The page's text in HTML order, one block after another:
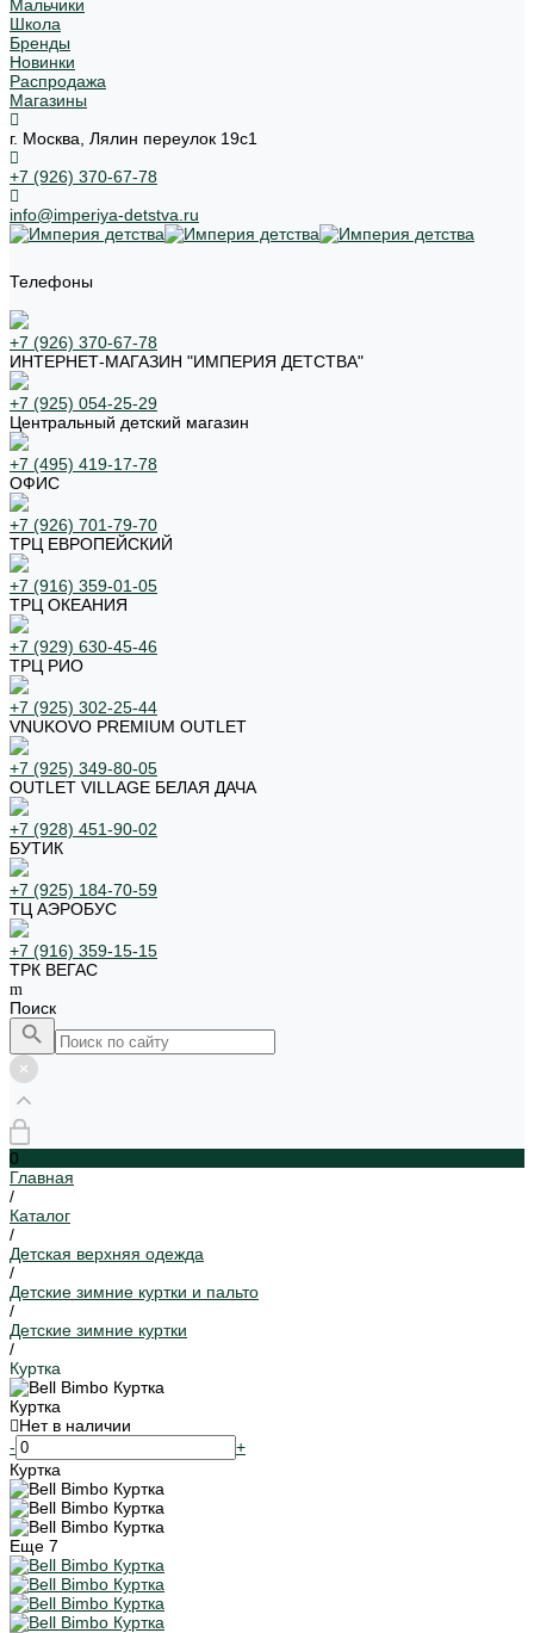
Мальчики
Школа
Бренды
Новинки
Распродажа
Магазины
г. Москва, Лялин переулок 19с1
+7 (926) 370-67-78
info@imperiya-detstva.ru
Телефоны
+7 (926) 370-67-78
ИНТЕРНЕТ-МАГАЗИН "ИМПЕРИЯ ДЕТСТВА"
+7 (925) 054-25-29
Центральный детский магазин
+7 (495) 419-17-78
ОФИС
+7 (926) 701-79-70
ТРЦ ЕВРОПЕЙСКИЙ
+7 (916) 359-01-05
ТРЦ ОКЕАНИЯ
+7 (929) 630-45-46
ТРЦ РИО
+7 (925) 302-25-44
VNUKOVO PREMIUM OUTLET
+7 (925) 349-80-05
OUTLET VILLAGE БЕЛАЯ ДАЧА
+7 (928) 451-90-02
БУТИК
+7 (925) 184-70-59
ТЦ АЭРОБУС
+7 (916) 359-15-15
ТРК ВЕГАС
Поиск
0
Главная
/
Каталог
/
Детская верхняя одежда
/
Детские зимние куртки и пальто
/
Детские зимние куртки
/
Куртка
Куртка
Нет в наличии
-
+
Куртка
Еще 7